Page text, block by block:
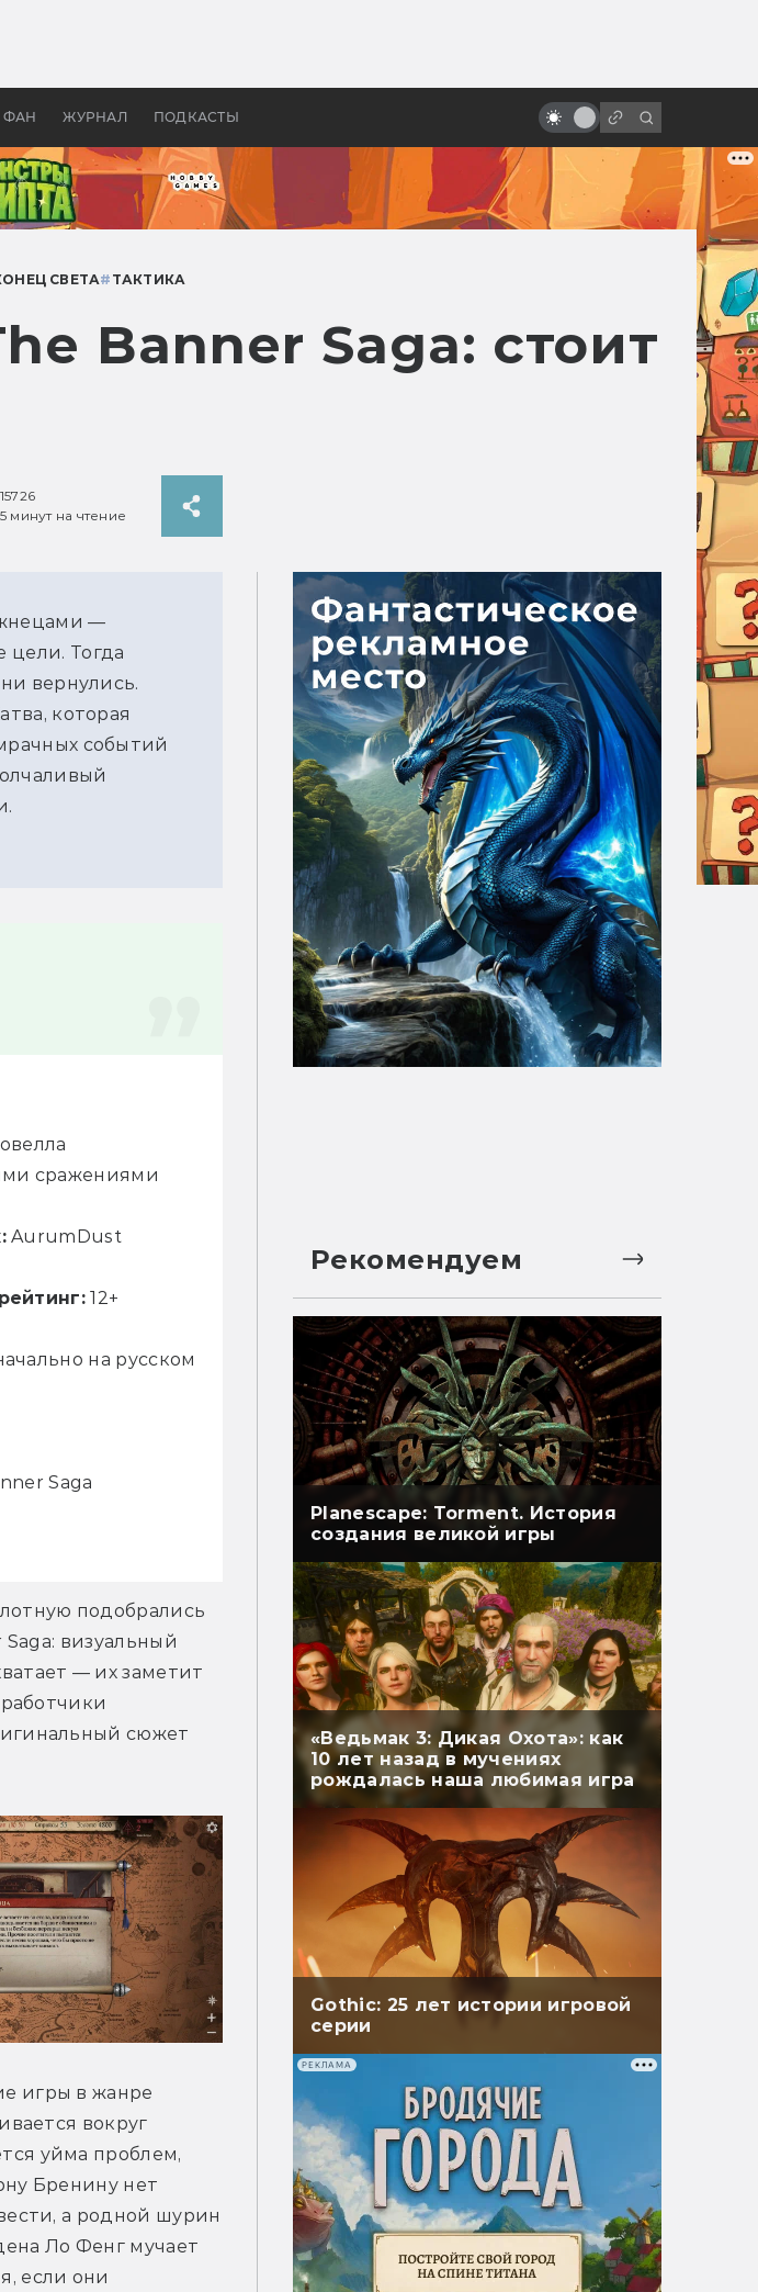
ФАН ЖУРНАЛ ПОДКАСТЫ
бы «Властелина колец»
фэнтези и мистика
СВЕТА# ТАКТИКА
Banner Saga: стоит
15726
5 минут на чтение
—
Тогда
вернулись.
которая
событий
сражениями
AurumDust
12+
на русском
Saga
подобрались
визуальный
— их заметит
сюжет
игры в жанре
вокруг
уйма проблем,
Бренину нет
а родной шурин
Ло Фенг мучает
если они
Рекомендуем
Planescape: Torment. История
создания великой игры
«Ведьмак 3: Дикая Охота»: как
10 лет назад в мучениях
рождалась наша любимая игра
Gothic: 25 лет истории игровой
серии
РЕКЛАМА